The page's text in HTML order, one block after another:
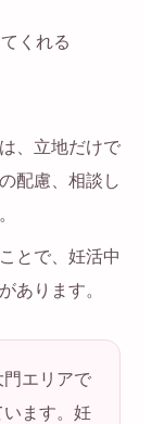
くれる
、立地だけで
配慮、相談し
とで、妊活中
あります。
エリアで
ます。妊